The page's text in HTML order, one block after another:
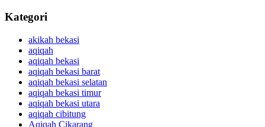
Kategori
akikah bekasi
aqiqah
aqiqah bekasi
aqiqah bekasi barat
aqiqah bekasi selatan
aqiqah bekasi timur
aqiqah bekasi utara
aqiqah cibitung
Aqiqah Cikarang